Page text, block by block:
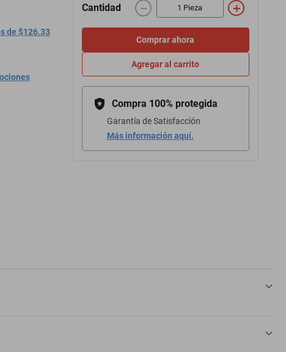
de $126.33
Cantidad ＋
－
Comprar ahora
Agregar al carrito
Compra 100% protegida
Garantía de Satisfacción
Más información aquí.